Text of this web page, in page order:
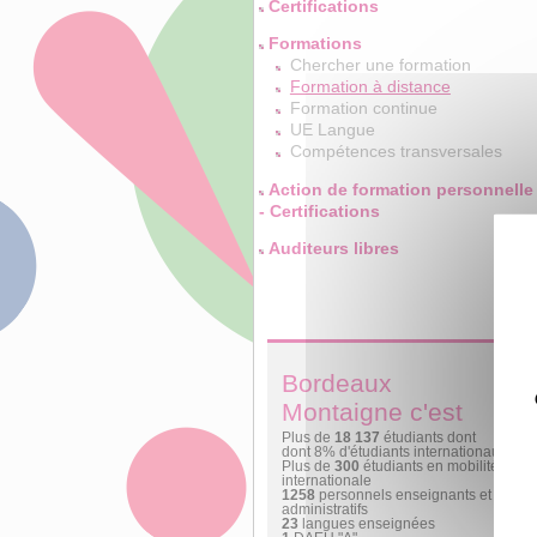
Certifications
Formations
Chercher une formation
Formation à distance
Formation continue
UE Langue
Compétences transversales
Action de formation personnelle
- Certifications
Auditeurs libres
Bordeaux
Montaigne c'est
Plus de18 137 étudiants dont
dont 8% d'étudiants internationaux
Plus de300 étudiants en mobilité
internationale
1258 personnels enseignants et
administratifs
23 langues enseignées